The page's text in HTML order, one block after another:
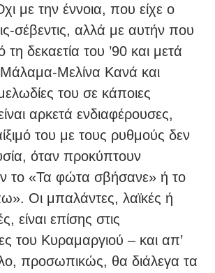
με την έννοια, που είχε ο
σέβεντις, αλλά με αυτήν που
δεκαετία του ’90 και μετά
Μελίνα Κανά και
του σε κάποιες
αρκετά ενδιαφέρουσες,
του με τους ρυθμούς δεν
όταν προκύπτουν
το «Τα φώτα σβήσανε» ή το
Οι μπαλάντες, λαϊκές ή
είναι επίσης στις
του Κυραμαργιού – και απ’
προσωπικώς, θα διάλεγα τα